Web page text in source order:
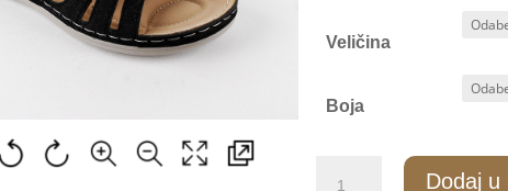
Veličina
Boja
Dodaj u